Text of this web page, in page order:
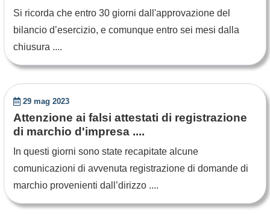
Si ricorda che entro 30 giorni dall'approvazione del
bilancio d’esercizio, e comunque entro sei mesi dalla
chiusura ....
29 mag 2023
Attenzione ai falsi attestati di registrazione
di marchio d'impresa ....
In questi giorni sono state recapitate alcune
comunicazioni di avvenuta registrazione di domande di
marchio provenienti dall’dirizzo ....